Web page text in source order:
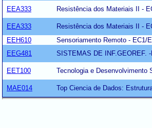
EEA333
Resistência dos Materiais II -
EEA333
Resistência dos Materiais II -
EEH610
Sensoriamento Remoto - EC1/
EEG481
SISTEMAS DE INF.GEOREF.
EET100 Tecnologia e Desenvolvimento
MAE014 Top Ciencia de Dados: